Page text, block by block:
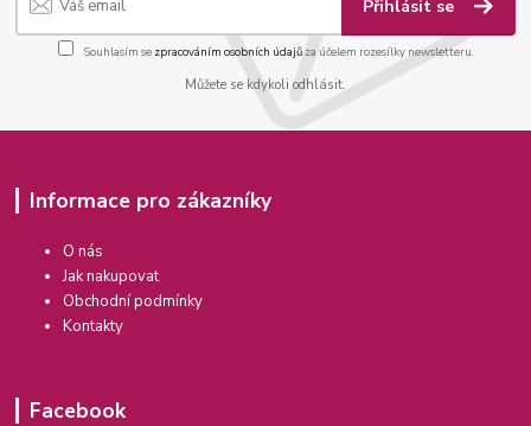
Přihlásit se
Souhlasím se zpracováním osobních údajůza účelem rozesílky newsletteru.
Můžete se kdykoli odhlásit.
Informace pro zákazníky
O nás
Jak nakupovat
Obchodní podmínky
Kontakty
Facebook